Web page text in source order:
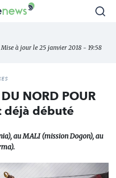
à jour le 25 janvier 2018 - 19:58
NORD POUR
déjà débuté
au MALI (mission Dogon), au